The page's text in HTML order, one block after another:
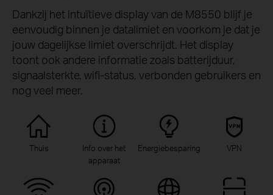
Dankzij het intuïtieve display van de M8550 blijf je
eenvoudig binnen je datalimiet en voorkom je dat je
jouw dagelijkse limiet overschrijdt. Het display
toont ook andere informatie zoals batterijduur,
signaalsterkte, wifi-status, verbonden gebruikers en
nog veel meer.
Thuis
Info over het
apparaat
Energiebesparing VPN